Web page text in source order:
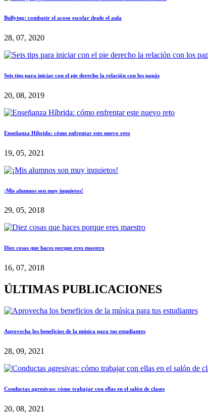
Bullying: combatir el acoso escolar desde el aula
28, 07, 2020
Seis tips para iniciar con el pie derecho la relación con los papás
20, 08, 2019
Enseñanza Híbrida: cómo enfrentar este nuevo reto
19, 05, 2021
¡Mis alumnos son muy inquietos!
29, 05, 2018
Diez cosas que haces porque eres maestro
16, 07, 2018
ÚLTIMAS PUBLICACIONES
Aprovecha los beneficios de la música para tus estudiantes
28, 09, 2021
Conductas agresivas: cómo trabajar con ellas en el salón de clases
20, 08, 2021